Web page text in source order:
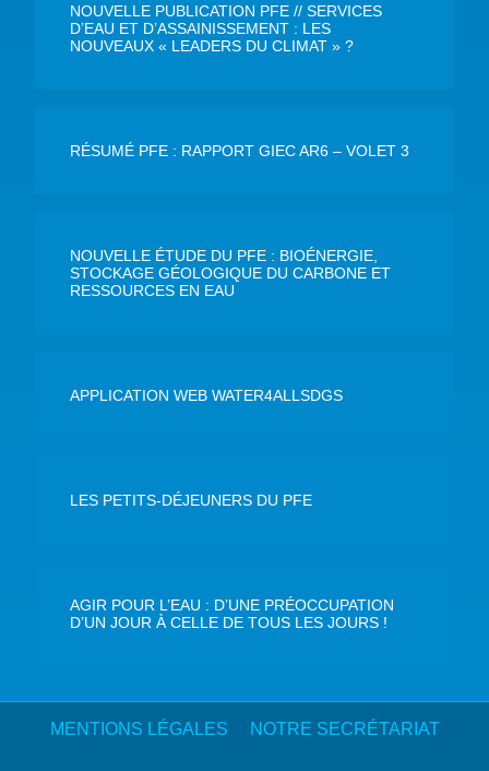
NOUVELLE PUBLICATION PFE // SERVICES
D’EAU ET D’ASSAINISSEMENT : LES
NOUVEAUX « LEADERS DU CLIMAT » ?
RÉSUMÉ PFE : RAPPORT GIEC AR6 – VOLET 3
NOUVELLE ÉTUDE DU PFE : BIOÉNERGIE,
STOCKAGE GÉOLOGIQUE DU CARBONE ET
RESSOURCES EN EAU
APPLICATION WEB WATER4ALLSDGS
LES PETITS-DÉJEUNERS DU PFE
AGIR POUR L’EAU : D’UNE PRÉOCCUPATION
D’UN JOUR À CELLE DE TOUS LES JOURS !
MENTIONS LÉGALES NOTRE SECRÉTARIAT